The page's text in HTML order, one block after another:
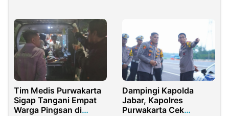
Tim Medis Purwakarta
Sigap Tangani Empat
Warga Pingsan di
Dampingi Kapolda
Jabar, Kapolres
Purwakarta Cek